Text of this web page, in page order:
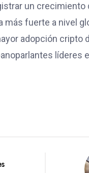
un
fuerte a nivel
adopción cripto
líderes